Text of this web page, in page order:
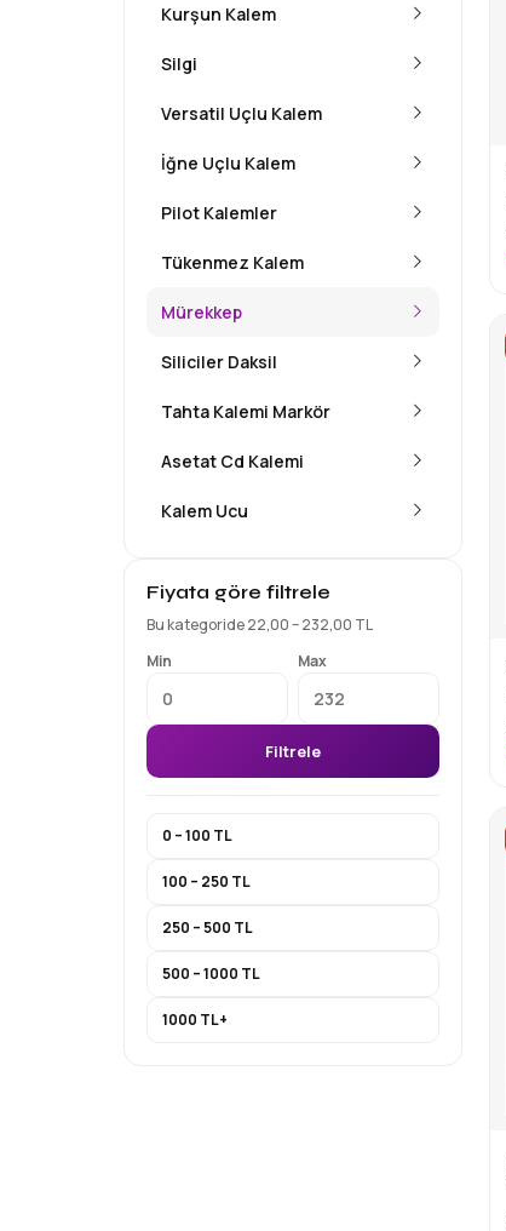
Kurşun Kalem
Silgi
Versatil Uçlu Kalem
İğne Uçlu Kalem
Pilot Kalemler
Tükenmez Kalem
Mürekkep
Siliciler Daksil
Tahta Kalemi Markör
Asetat Cd Kalemi
Kalem Ucu
Fiyata göre filtrele
Bu kategoride 22,00 – 232,00 TL
Min
Max
Filtrele
0 – 100 TL
100 – 250 TL
250 – 500 TL
500 – 1000 TL
1000 TL+